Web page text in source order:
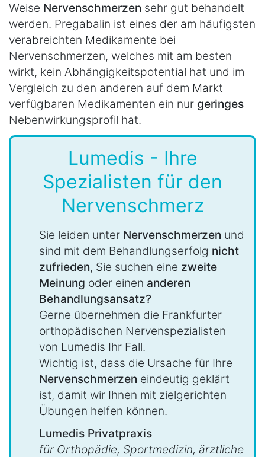
Weise Nervenschmerzen sehr gut behandelt
werden. Pregabalin ist eines der am häufigsten
verabreichten Medikamente bei
Nervenschmerzen, welches mit am besten
wirkt, kein Abhängigkeitspotential hat und im
Vergleich zu den anderen auf dem Markt
verfügbaren Medikamenten ein nur geringes
Nebenwirkungsprofil hat.
Lumedis - Ihre
Spezialisten für den
Nervenschmerz
Sie leiden unter Nervenschmerzen und
sind mit dem Behandlungserfolg nicht
zufrieden, Sie suchen eine zweite
Meinung oder einen anderen
Behandlungsansatz?
Gerne übernehmen die Frankfurter
orthopädischen Nervenspezialisten
von Lumedis Ihr Fall.
Wichtig ist, dass die Ursache für Ihre
Nervenschmerzen eindeutig geklärt
ist, damit wir Ihnen mit zielgerichten
Übungen helfen können.
Lumedis Privatpraxis
für Orthopädie, Sportmedizin, ärztliche